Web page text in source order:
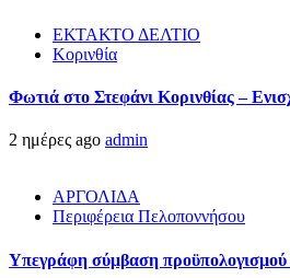
ΕΚΤΑΚΤΟ ΔΕΛΤΙΟ
Κορινθία
Φωτιά στο Στεφάνι Κορινθίας –
2 ημέρες ago admin
ΑΡΓΟΛΙΔΑ
Περιφέρεια Πελοποννήσου
Υπεγράφη σύμβαση προϋπολογισμού